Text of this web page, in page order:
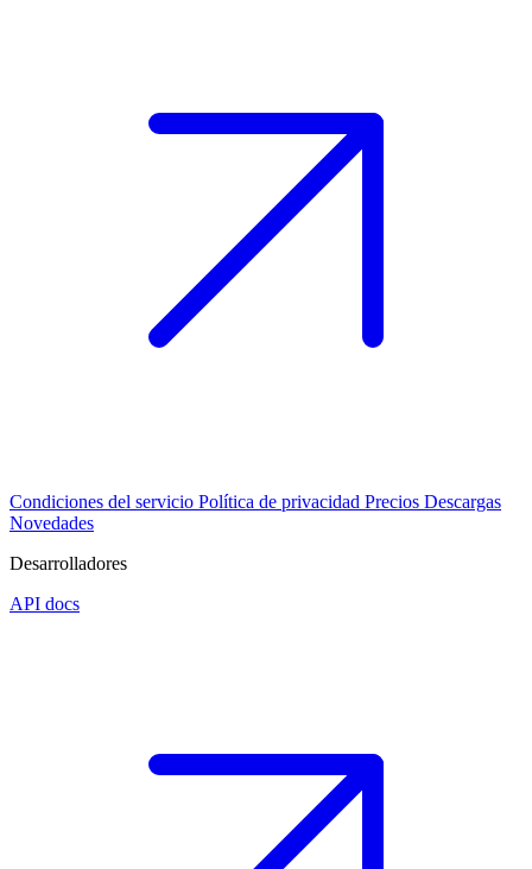
Condiciones del servicio Política de privacidad Precios Descargas
Novedades
Desarrolladores
API docs